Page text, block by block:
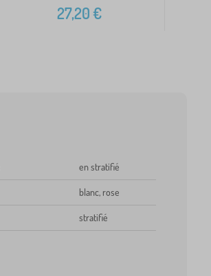
27,20€
en stratifié
blanc, rose
stratifié